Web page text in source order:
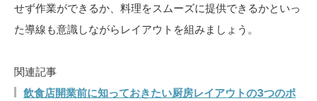
せず作業ができるか、料理をスムーズに提供できるかといっ
た導線も意識しながらレイアウトを組みましょう。
関連記事
飲食店開業前に知っておきたい厨房レイアウトの3つのポ